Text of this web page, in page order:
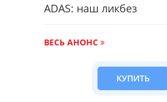
ADAS: наш ликбез
ВЕСЬ АНОНС
КУПИТЬ